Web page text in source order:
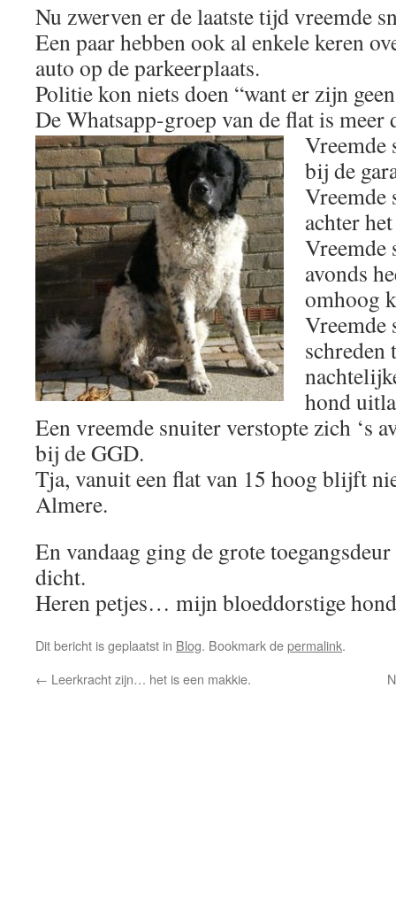
Nu zwerven er de laatste tijd vreemde
Een paar hebben ook al enkele keren
auto op de parkeerplaats.
Politie kon niets doen “want er zijn
De Whatsapp-groep van de flat is meer
Vreemde
bij de
Vreemde
achter
Vreemde
avonds
omhoog
Vreemde
schreden
hond
Een vreemde snuiter verstopte zich ‘s
bij de GGD.
Tja, vanuit een flat van 15 hoog blijft
Almere.
En vandaag ging de grote
dicht.
Heren petjes… mijn bloeddorstige
Dit bericht is geplaatst in Blog. Bookmark depermalink.
← Leerkracht zijn… het is een makkie.